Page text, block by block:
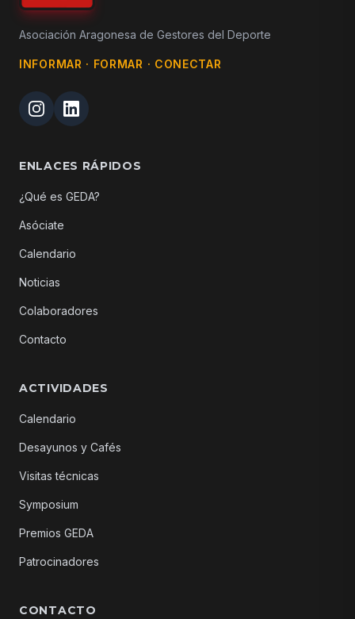
Asociación Aragonesa de Gestores del Deporte
INFORMAR · FORMAR · CONECTAR
ENLACES RÁPIDOS
¿Qué es GEDA?
Asóciate
Calendario
Noticias
Colaboradores
Contacto
ACTIVIDADES
Calendario
Desayunos y Cafés
Visitas técnicas
Symposium
Premios GEDA
Patrocinadores
CONTACTO